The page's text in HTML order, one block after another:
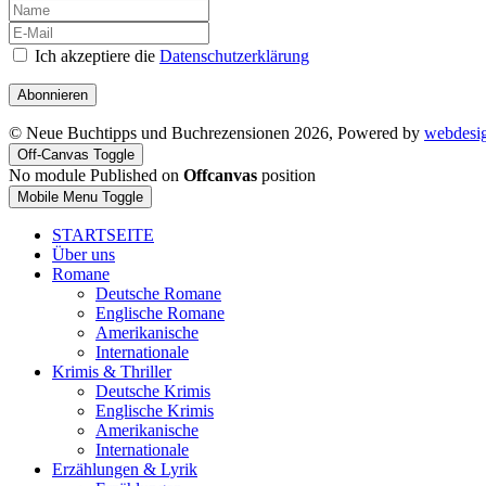
Ich akzeptiere die Datenschutzerklärung
Abonnieren
© Neue Buchtipps und Buchrezensionen 2026, Powered by
Off-Canvas Toggle
No module Published on Offcanvas position
Mobile Menu Toggle
STARTSEITE
Über uns
Romane
Deutsche Romane
Englische Romane
Amerikanische
Internationale
Krimis & Thriller
Deutsche Krimis
Englische Krimis
Amerikanische
Internationale
Erzählungen & Lyrik